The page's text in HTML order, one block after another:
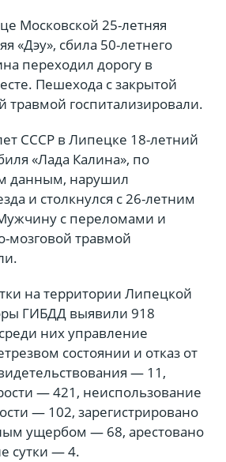
Московской 25-летняя
«Дэу», сбила 50-летнего
переходил дорогу в
Пешехода с закрытой
травмой госпитализировали.
СССР в Липецке 18-летний
«Лада Калина», по
данным, нарушил
и столкнулся с 26-летним
с переломами и
мозговой травмой
на территории Липецкой
ГИБДД выявили 918
них управление
состоянии и отказ от
— 11,
— 421, неиспользование
— 102, зарегистрировано
ущербом — 68, арестовано
сутки — 4.